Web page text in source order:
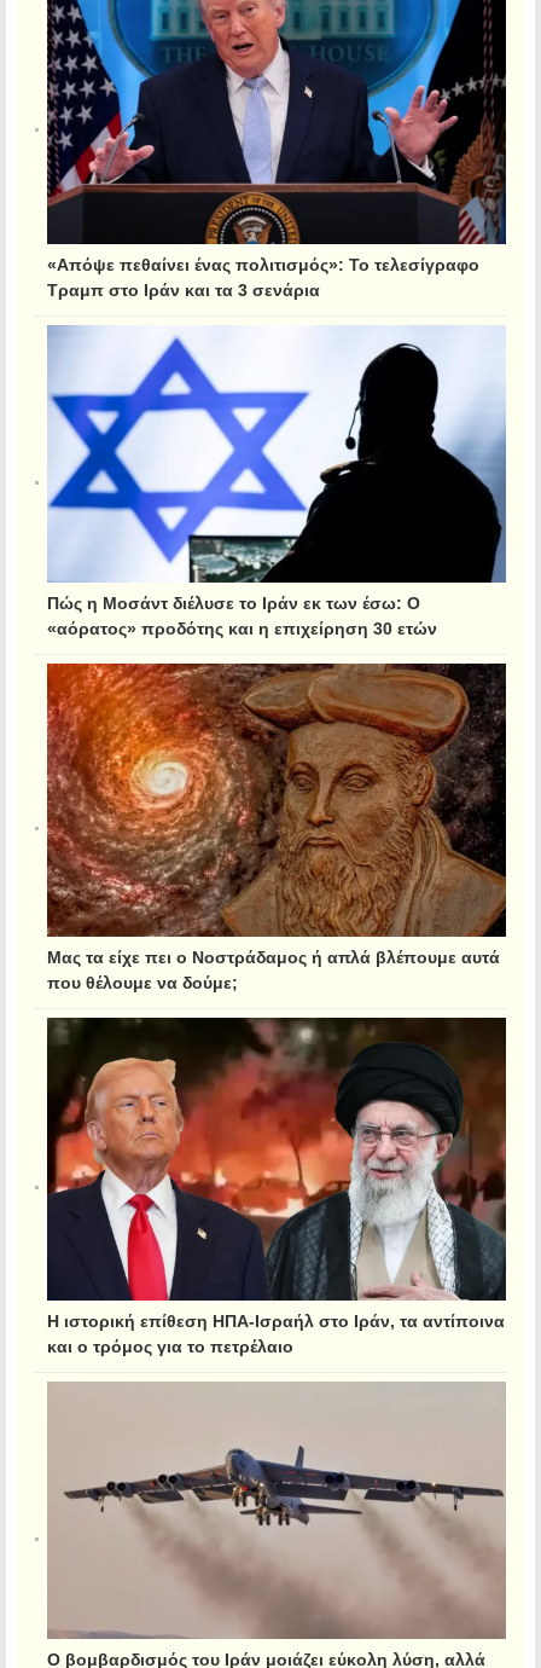
«Απόψε πεθαίνει ένας πολιτισμός»: Το τελεσίγραφο
Τραμπ στο Ιράν και τα 3 σενάρια
Πώς η Μοσάντ διέλυσε το Ιράν εκ των έσω: Ο
«αόρατος» προδότης και η επιχείρηση 30 ετών
Μας τα είχε πει ο Νοστράδαμος ή απλά βλέπουμε αυτά
που θέλουμε να δούμε;
Η ιστορική επίθεση ΗΠΑ-Ισραήλ στο Ιράν, τα αντίποινα
και ο τρόμος για το πετρέλαιο
Ο βομβαρδισμός του Ιράν μοιάζει εύκολη λύση, αλλά